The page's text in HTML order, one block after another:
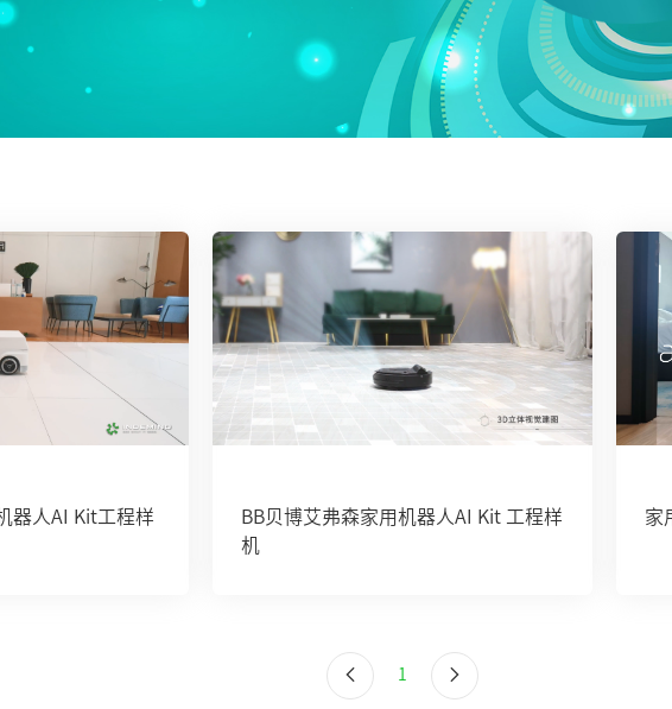
器人AI Kit工程样
BB贝博艾弗森家用机器人AI Kit 工程样
机
家
1